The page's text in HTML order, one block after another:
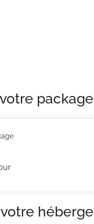
Chantemerle.
Confortable
package
votre